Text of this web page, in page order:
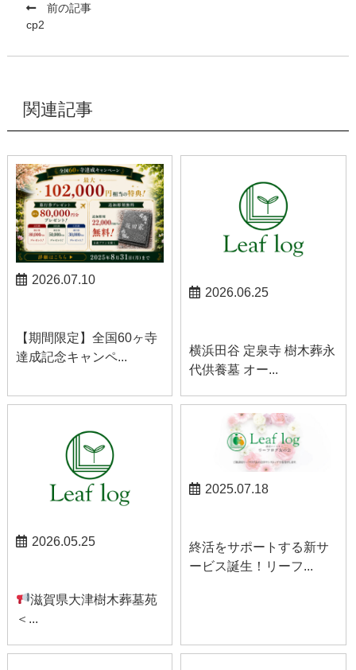
前の記事
cp2
関連記事
2026.07.10
【期間限定】全国60ヶ寺
達成記念キャンペ...
2026.06.25
横浜田谷 定泉寺 樹木葬永
代供養墓 オー...
2026.05.25
滋賀県大津樹木葬墓苑
＜...
2025.07.18
終活をサポートする新サ
ービス誕生！リーフ...